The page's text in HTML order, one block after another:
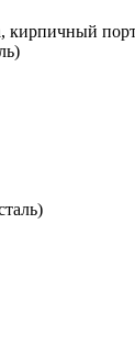
кирпичный